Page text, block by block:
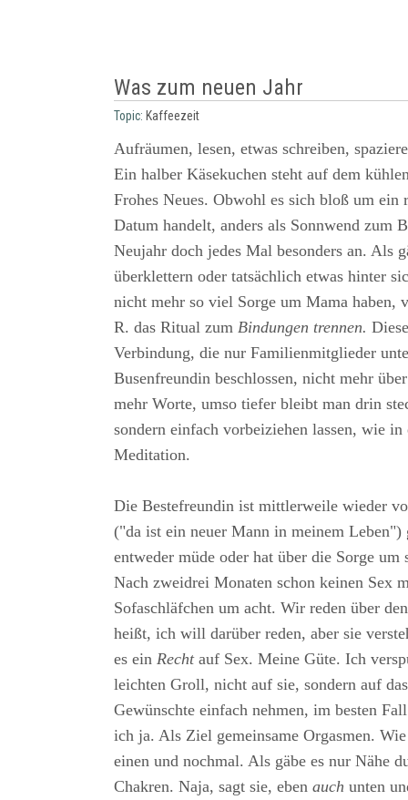
Was zum neuen Jahr
Topic: Kaffeezeit
Aufräumen, lesen, etwas schreiben,
Ein halber Käsekuchen steht auf dem
Frohes Neues. Obwohl es sich bloß um
Datum handelt, anders als Sonnwend zum
Neujahr doch jedes Mal besonders an. Als
überklettern oder tatsächlich etwas hinter
nicht mehr so viel Sorge um Mama haben,
R. das Ritual zum Bindungen trennen.
Verbindung, die nur Familienmitglieder
Busenfreundin beschlossen, nicht mehr
mehr Worte, umso tiefer bleibt man drin
sondern einfach vorbeiziehen lassen, wie
Meditation.
Die Bestefreundin ist mittlerweile wieder
("da ist ein neuer Mann in meinem Leben")
entweder müde oder hat über die Sorge um
Nach zweidrei Monaten schon keinen Sex
Sofaschläfchen um acht. Wir reden über
heißt, ich will darüber reden, aber sie
es ein Rechtauf Sex. Meine Güte. Ich
leichten Groll, nicht auf sie, sondern auf
Gewünschte einfach nehmen, im besten
ich ja. Als Ziel gemeinsame Orgasmen.
einen und nochmal. Als gäbe es nur Nähe
Chakren. Naja, sagt sie, eben auch unten